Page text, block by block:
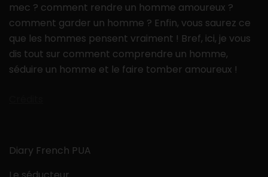
mec ? comment rendre un homme amoureux ?
comment garder un homme ? Enfin, vous saurez ce
que les hommes pensent vraiment ! Bref, ici, je vous
dis tout sur comment comprendre un homme,
séduire un homme et le faire tomber amoureux !
Diary French PUA